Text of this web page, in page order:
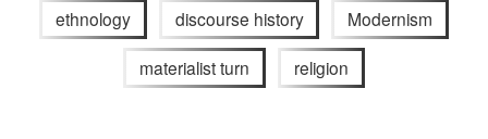
ethnology discourse history Modernism
materialist turn religion